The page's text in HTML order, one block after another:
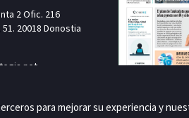
2 Ofic. 216
20018 Donostia
para mejorar su experiencia y